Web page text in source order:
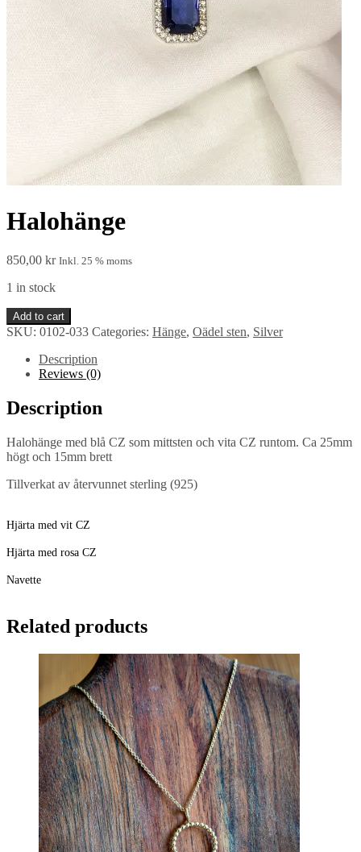
Halohänge
850,00 kr Inkl. 25 % moms
1 in stock
Halohänge
quantity
Add to cart
SKU: 0102-033 Categories: Hänge, Oädel sten, Silver
Description
Reviews (0)
Description
Halohänge med blå CZ som mittsten och vita CZ runtom. Ca 25mm
högt och 15mm brett
Tillverkat av återvunnet sterling (925)
Hjärta med vit CZ
Hjärta med rosa CZ
Navette
Related products